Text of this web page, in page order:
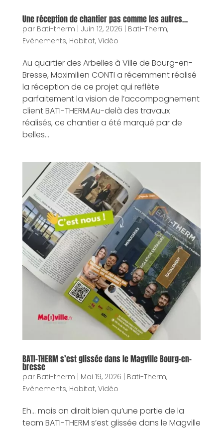
Une réception de chantier pas comme les autres…
par Bati-therm Juin 12, 2026 Bati-Therm,
Evènements, Habitat, Vidéo
Au quartier des Arbelles à Ville de Bourg-en-
Bresse, Maximilien CONTI a récemment réalisé
la réception de ce projet qui reflète
parfaitement la vision de l’accompagnement
client BATI-THERM.Au-delà des travaux
réalisés, ce chantier a été marqué par de
belles...
BATI-THERM s’est glissée dans le Magville Bourg-en-
bresse
par Bati-therm Mai 19, 2026 Bati-Therm,
Evènements, Habitat, Vidéo
Eh… mais on dirait bien qu’une partie de la
team BATI-THERM s’est glissée dans le Magville